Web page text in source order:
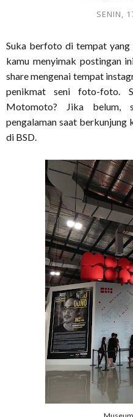
SENIN,
Suka berfoto di tempat yang
kamu menyimak postingan
share mengenai tempat
penikmat seni foto-foto.
Motomoto? Jika belum,
pengalaman saat
di BSD.